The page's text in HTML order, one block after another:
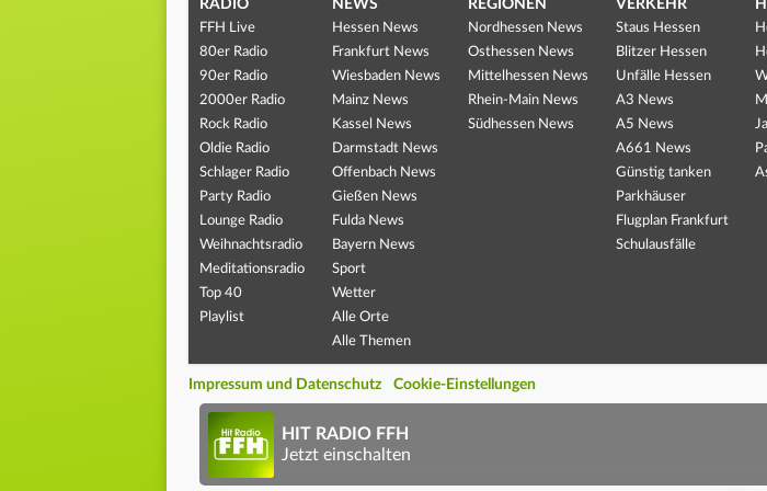
RADIO
FFH Live
80er Radio
90er Radio
2000er Radio
Rock Radio
Oldie Radio
Schlager Radio
Party Radio
Lounge Radio
Weihnachtsradio
Meditationsradio
Top 40
Playlist
NEWS
Hessen News
Frankfurt News
Wiesbaden News
Mainz News
Kassel News
Darmstadt News
Offenbach News
Gießen News
Fulda News
Bayern News
Sport
Wetter
Alle Orte
Alle Themen
REGIONEN
Nordhessen News
Osthessen News
Mittelhessen News
Rhein-Main News
Südhessen News
VERKEHR
Staus Hessen
Blitzer Hessen
Unfälle Hessen
A3 News
A5 News
A661 News
Günstig tanken
Parkhäuser
Flugplan Frankfurt
Schulausfälle
Impressum und Datenschutz Cookie-Einstellungen
HIT RADIO FFH
Jetzt einschalten